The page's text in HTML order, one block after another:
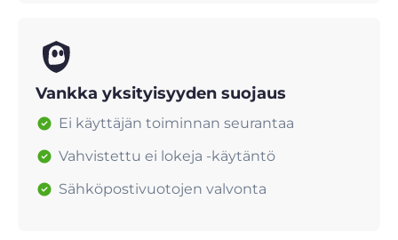
Vankka yksityisyyden suojaus
Ei käyttäjän toiminnan seurantaa
Vahvistettu ei lokeja -käytäntö
Sähköpostivuotojen valvonta